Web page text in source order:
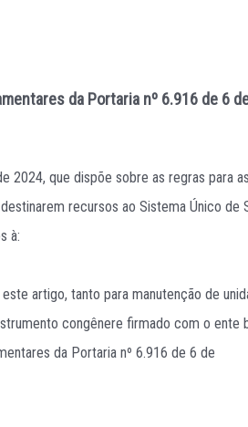
da Portaria nº 6.916 de 6
que dispõe sobre as regras para
recursos ao Sistema Único
à:
artigo, tanto para manutenção de
congênere firmado com o
da Portaria nº 6.916 de 6 de